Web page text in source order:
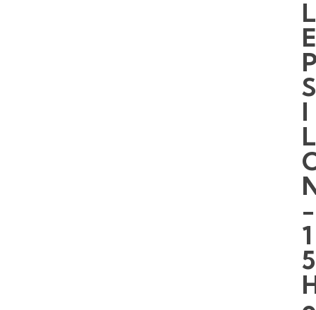
L
S
I
L
-
1
5